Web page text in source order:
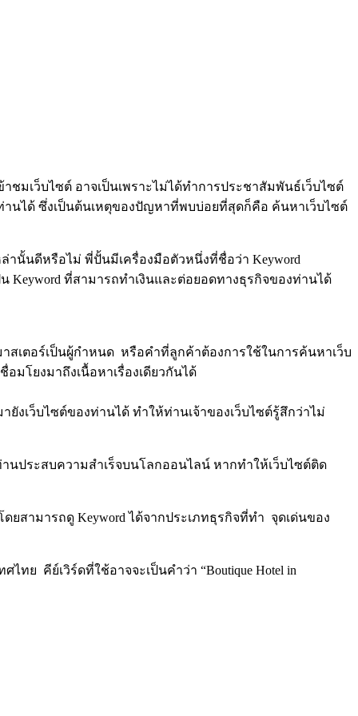
มเว็บไซต์ อาจเป็นเพราะไม่ได้ทำการประชาสัมพันธ์เว็บไซต์
านได้ ซึ่งเป็นต้นเหตุของปัญหาที่พบบ่อยที่สุดก็คือ ค้นหาเว็บไซต์
ล่านั้นดีหรือไม่ พี่ปั้นมีเครื่องมือตัวหนึ่งที่ชื่อว่า Keyword
Keyword ที่สามารถทำเงินและต่อยอดทางธุรกิจของท่านได้
สเตอร์เป็นผู้กำหนด หรือคำที่ลูกค้าต้องการใช้ในการค้นหาเว็บ
มโยงมาถึงเนื้อหาเรื่องเดียวกันได้
ยังเว็บไซต์ของท่านได้ ทำให้ท่านเจ้าของเว็บไซต์รู้สึกว่าไม่
ประสบความสำเร็จบนโลกออนไลน์ หากทำให้เว็บไซต์ติด
ยสามารถดู Keyword ได้จากประเภทธุรกิจที่ทำ จุดเด่นของ
ทย คีย์เวิร์ดที่ใช้อาจจะเป็นคำว่า “Boutique Hotel in